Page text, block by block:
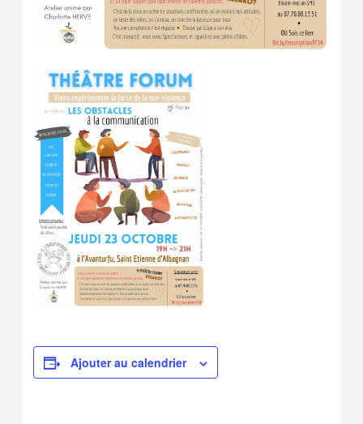
Ajouter au calendrier